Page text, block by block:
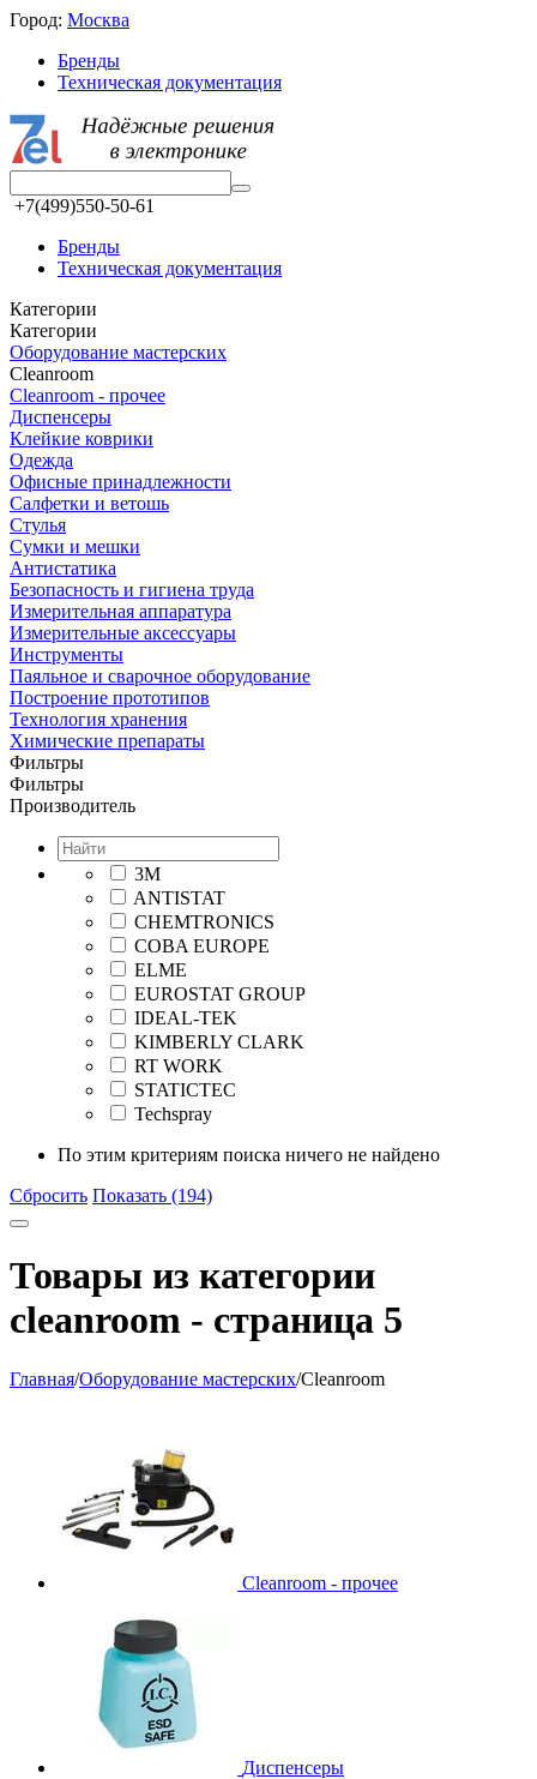
Город: Москва
Бренды
Техническая документация
+7(499)550-50-61
Бренды
Техническая документация
Категории
Категории
Оборудование мастерских
Cleanroom
Cleanroom - прочее
Диспенсеры
Клейкие коврики
Одежда
Офисные принадлежности
Салфетки и ветошь
Стулья
Сумки и мешки
Aнтистатика
Безопасность и гигиена труда
Измерительная аппаратура
Измерительные аксессуары
Инструменты
Паяльное и сварочное оборудование
Построение прототипов
Технология хранения
Химические препараты
Фильтры
Фильтры
Производитель
3M
ANTISTAT
CHEMTRONICS
COBA EUROPE
ELME
EUROSTAT GROUP
IDEAL-TEK
KIMBERLY CLARK
RT WORK
STATICTEC
Techspray
По этим критериям поиска ничего не найдено
Сбросить Показать (194)
Товары из категории
cleanroom - страница 5
Главная/Оборудование мастерских/Cleanroom
Cleanroom - прочее
Диспенсеры